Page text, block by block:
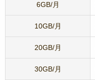
6GB/月
10GB/月
20GB/月
30GB/月